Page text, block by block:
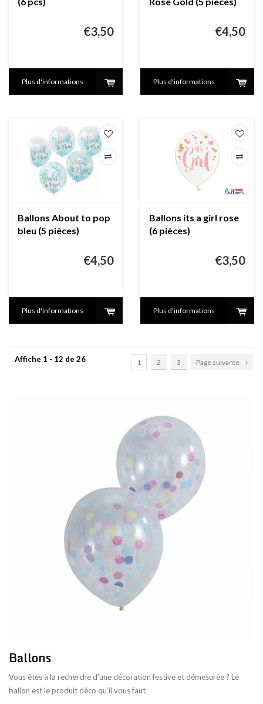
€3,50
Plus d'informations
€4,50
Plus d'informations
Ballons About to pop
bleu (5 pièces)
€4,50
Plus d'informations
Ballons its a girl rose
(6 pièces)
€3,50
Plus d'informations
Affiche 1 - 12 de 26 1 2 3 Page suivante
Ballons
Vous êtes à la recherche d’une décoration festive et démesurée ? Le
ballon est le produit déco qu’il vous faut